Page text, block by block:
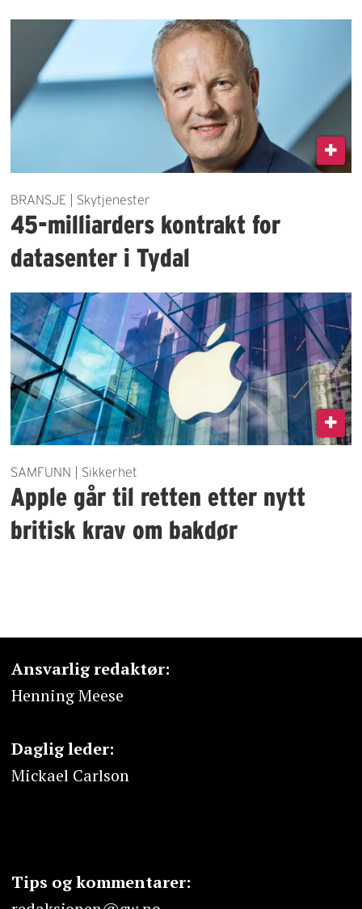
BRANSJE | Skytjenester
45-milliarders kontrakt for
datasenter i Tydal
SAMFUNN | Sikkerhet
Apple går til retten etter nytt
britisk krav om bakdør
Ansvarlig redaktør:
Henning Meese
Daglig leder:
Mickael Carlson
Tips og kommentarer: